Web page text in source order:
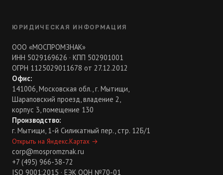
ЮРИДИЧЕСКАЯ ИНФОРМАЦИЯ
ООО «МОСПРОМЗНАК»
ИНН 5029169626 · КПП 502901001
ОГРН 1125029011678 от 27.12.2012
Офис:
141006, Московская обл., г. Мытищи,
Шараповский проезд, владение 2,
корпус 3, помещение 130
Производство:
г. Мытищи, 1-й Силикатный пер., стр. 12Б/1
Открыть на Яндекс.Картах →
corp@mospromznak.ru
+7 (495) 966-38-72
ISO 9001:2015 · ЕЭК ООН №70-01